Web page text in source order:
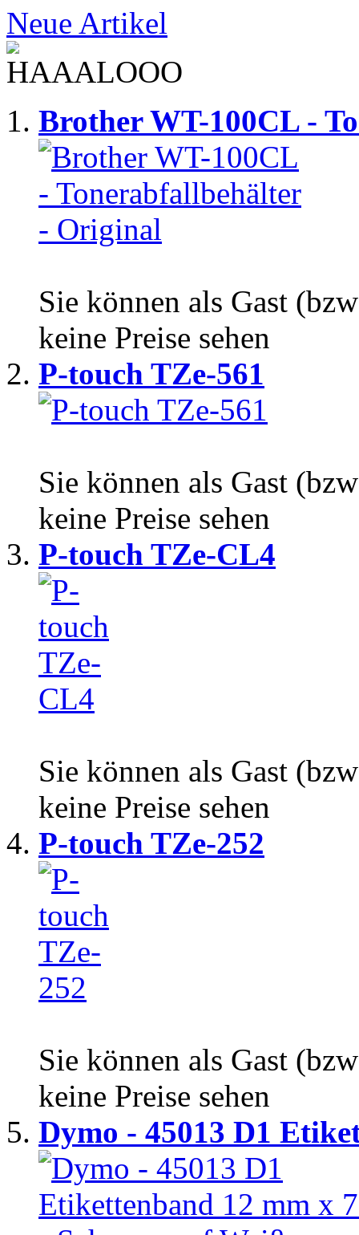
Neue Artikel
Brother WT-100CL -
Sie können als Gast
keine Preise sehen
P-touch TZe-561
Sie können als Gast
keine Preise sehen
P-touch TZe-CL4
Sie können als Gast
keine Preise sehen
P-touch TZe-252
Sie können als Gast
keine Preise sehen
Dymo - 45013 D1